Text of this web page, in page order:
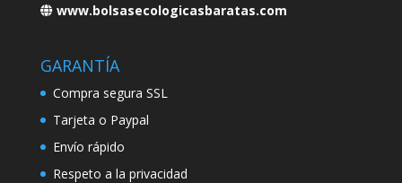
www.bolsasecologicasbaratas.com
GARANTÍA
Compra segura SSL
Tarjeta o Paypal
Envío rápido
Respeto a la privacidad